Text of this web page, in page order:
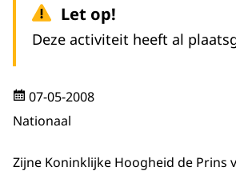
Let op!
Deze activiteit heeft al
07-05-2008
Nationaal
Zijne Koninklijke Hoogheid de Prins